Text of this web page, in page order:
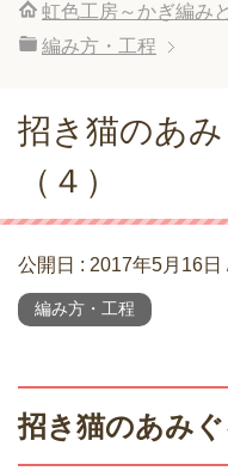
虹色工房～かぎ編み
編み方・工程
招き猫のあ
（４）
公開日 : 2017年5月16日
編み方・工程
招き猫のあみぐ